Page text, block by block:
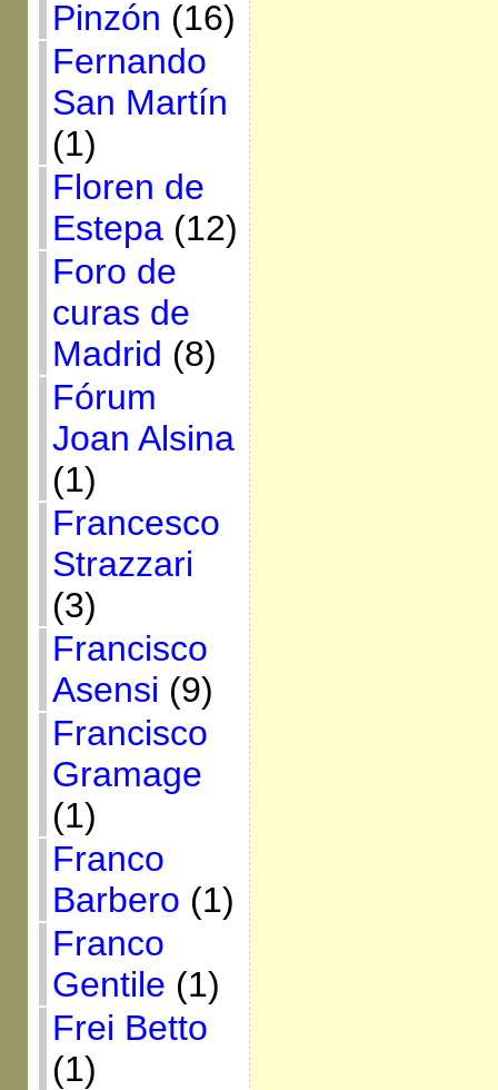
Pinzón (16)
Fernando
San Martín
(1)
Floren de
Estepa(12)
Foro de
curas de
Madrid (8)
Fórum
Joan Alsina
(1)
Francesco
Strazzari
(3)
Francisco
Asensi (9)
Francisco
Gramage
(1)
Franco
Barbero (1)
Franco
Gentile (1)
Frei Betto
(1)